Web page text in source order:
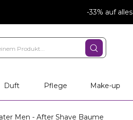
-33% auf alles
Duft Pflege Make-up
Men - After Shave Baume